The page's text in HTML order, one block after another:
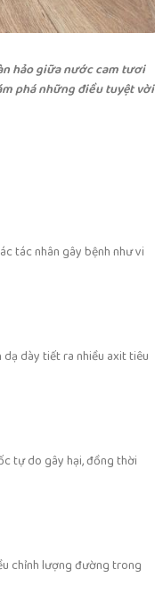
hảo giữa nước cam tươi
phá những điều tuyệt vời
tác nhân gây bệnh như vi
dày tiết ra nhiều axit tiêu
tự do gây hại, đồng thời
chỉnh lượng đường trong